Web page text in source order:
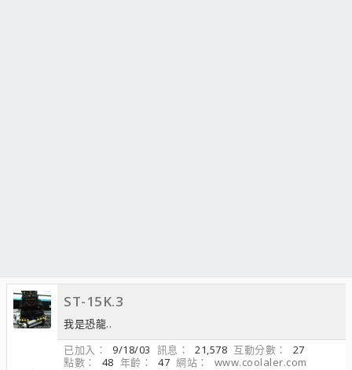
ST-15K.3
我是恐龍..
已加入
9/18/03 訊息 21,578 互動分數
27
點數
48 年齡 47 網站
www.coolaler.com